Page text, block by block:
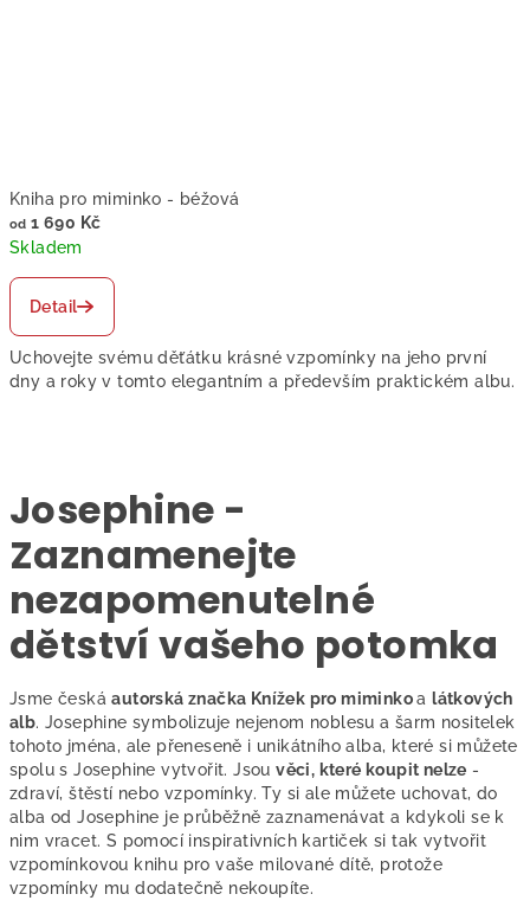
t
o
m
k
a
Kniha pro miminko - béžová
od 1 690 Kč
Skladem
Detail
Uchovejte svému děťátku krásné vzpomínky na jeho první
dny a roky v tomto elegantním a především praktickém albu.
Josephine -
Zaznamenejte
nezapomenutelné
dětství vašeho potomka
Jsme českáautorská značka Knížek pro miminkoa látkových
alb. Josephine symbolizuje nejenom noblesu a šarm nositelek
tohoto jména, ale přeneseně i unikátního alba, které si můžete
spolu s Josephine vytvořit. Jsouvěci, které koupit nelze -
zdraví, štěstí nebo vzpomínky. Ty si ale můžete uchovat, do
alba od Josephine je průběžně zaznamenávat a kdykoli se k
nim vracet. S pomocí inspirativních kartiček si tak vytvořit
vzpomínkovou knihu pro vaše milované dítě, protože
vzpomínky mu dodatečně nekoupíte.